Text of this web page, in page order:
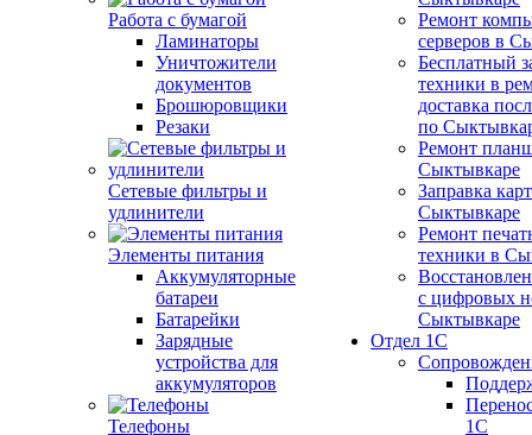
Работа с бумагой
Ламинаторы
Уничтожители
документов
Брошюровщики
Резаки
Сетевые фильтры и
удлинители
Элементы питания
Аккумуляторные
батареи
Батарейки
Зарядные
устройства для
аккумуляторов
Телефоны
Ремонт
серверов в
Бесплатный
техники в
доставка
по
Ремонт
Сыктывкаре
Заправка
Сыктывкаре
Ремонт
техники в
с цифровых
Сыктывкаре
Отдел 1С
1С